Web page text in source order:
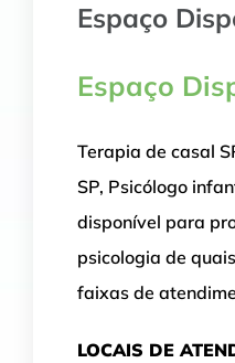
Espaço
Espaço
Terapia de casal
SP, Psicólogo
disponível para
psicologia de
faixas de
LOCAIS DE